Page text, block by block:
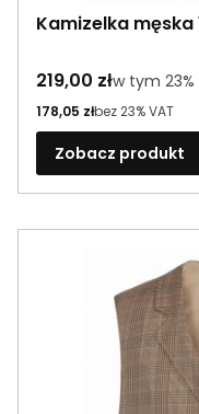
Kamizelka
Cena brutto
219,00 złw tym %s
w tym 23%
Cena netto
178,05 złbez 23% VAT
Zobacz produkt